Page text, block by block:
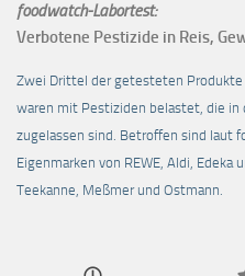
foodwatch-Labortest:
Verbotene Pestizide in Reis,
Zwei Drittel der getesteten
waren mit Pestiziden belastet, die in
zugelassen sind. Betroffen sind laut
Eigenmarken von REWE, Aldi,
Teekanne, Meßmer und Ostmann.